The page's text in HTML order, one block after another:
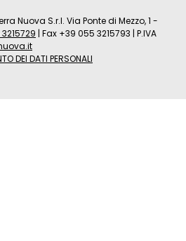
Nuova S.r.l. Via Ponte di Mezzo, 1 -
| Fax +39 055 3215793 | P.IVA
DEI DATI PERSONALI